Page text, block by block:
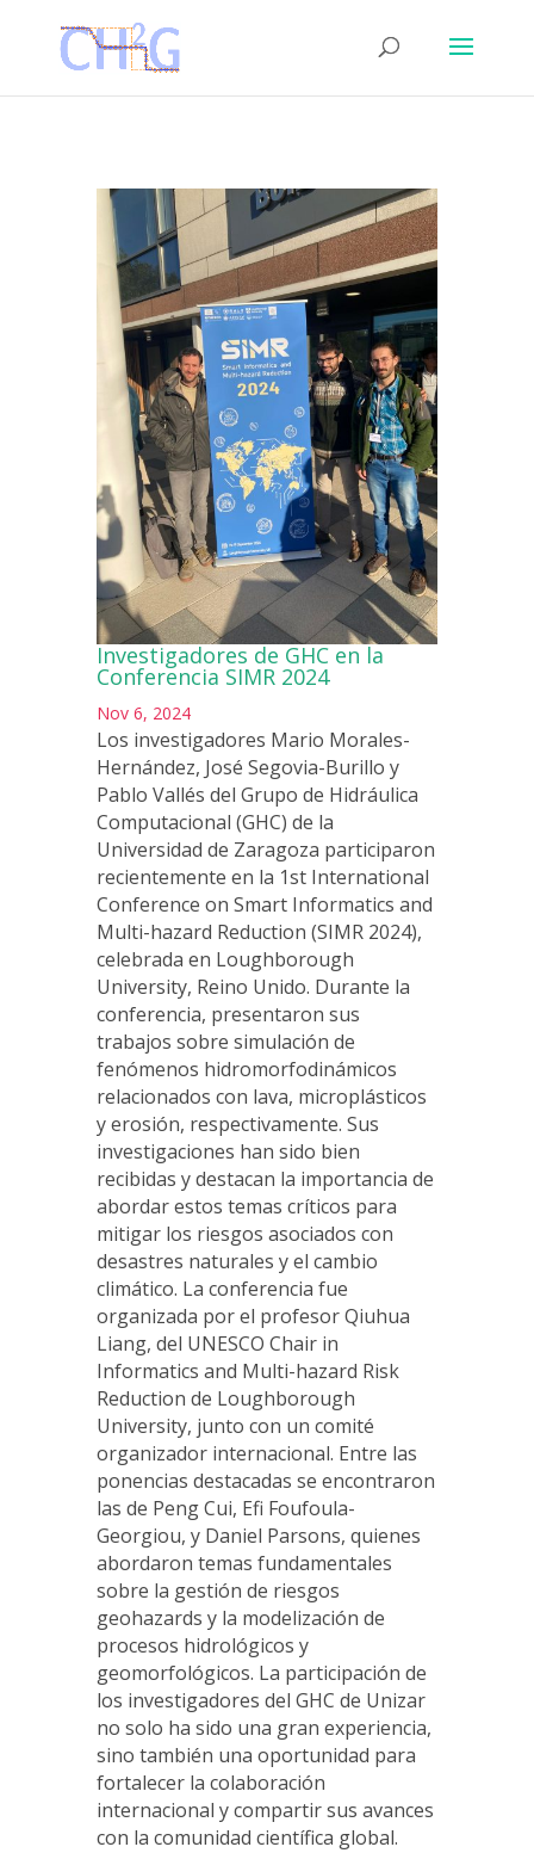
Investigadores de GHC en la
Conferencia SIMR 2024
Nov 6, 2024
Los investigadores Mario Morales-
Hernández, José Segovia-Burillo y
Pablo Vallés del Grupo de Hidráulica
Computacional (GHC) de la
Universidad de Zaragoza participaron
recientemente en la 1st International
Conference on Smart Informatics and
Multi-hazard Reduction (SIMR 2024),
celebrada en Loughborough
University, Reino Unido. Durante la
conferencia, presentaron sus
trabajos sobre simulación de
fenómenos hidromorfodinámicos
relacionados con lava, microplásticos
y erosión, respectivamente. Sus
investigaciones han sido bien
recibidas y destacan la importancia de
abordar estos temas críticos para
mitigar los riesgos asociados con
desastres naturales y el cambio
climático. La conferencia fue
organizada por el profesor Qiuhua
Liang, del UNESCO Chair in
Informatics and Multi-hazard Risk
Reduction de Loughborough
University, junto con un comité
organizador internacional. Entre las
ponencias destacadas se encontraron
las de Peng Cui, Efi Foufoula-
Georgiou, y Daniel Parsons, quienes
abordaron temas fundamentales
sobre la gestión de riesgos
geohazards y la modelización de
procesos hidrológicos y
geomorfológicos. La participación de
los investigadores del GHC de Unizar
no solo ha sido una gran experiencia,
sino también una oportunidad para
fortalecer la colaboración
internacional y compartir sus avances
con la comunidad científica global.